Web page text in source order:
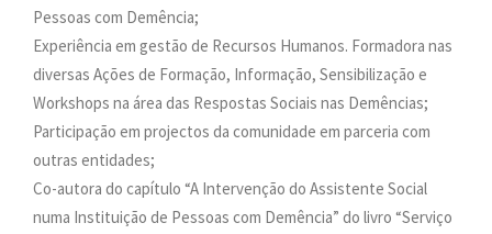
Pessoas com Demência;
Experiência em gestão de Recursos Humanos. Formadora nas
diversas Ações de Formação, Informação, Sensibilização e
Workshops na área das Respostas Sociais nas Demências;
Participação em projectos da comunidade em parceria com
outras entidades;
Co-autora do capítulo “A Intervenção do Assistente Social
numa Instituição de Pessoas com Demência” do livro “Serviço